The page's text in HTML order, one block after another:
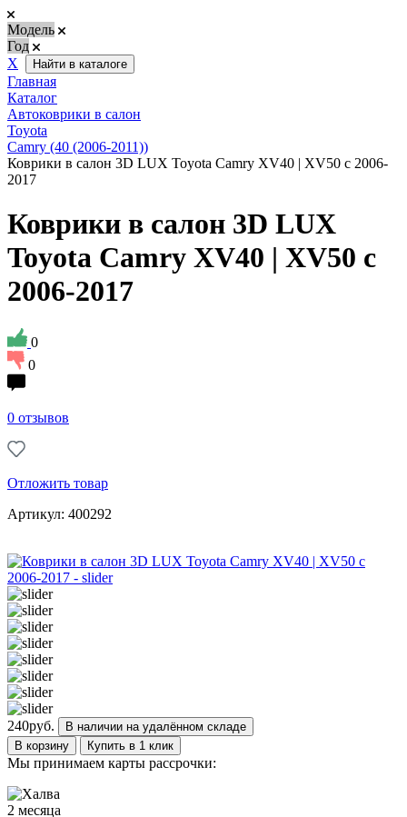
Модель
Год
Х
Найти в каталоге
Главная
Каталог
Автоковрики в салон
Toyota
Camry (40 (2006-2011))
Коврики в салон 3D LUX Toyota Camry XV40 | XV50 с 2006-
2017
Коврики в салон 3D LUX
Toyota Camry XV40 | XV50 с
2006-2017
0
0
0 отзывов
Отложить товар
Артикул: 400292
240руб.
В наличии на удалённом складе
В корзину
Купить в 1 клик
Мы принимаем карты рассрочки:
2 месяца